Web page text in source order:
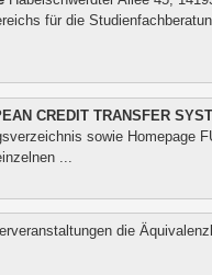
StO und PO gültig ab WS
für die
CREDIT TRANSFER
sowie Homepage
...
die